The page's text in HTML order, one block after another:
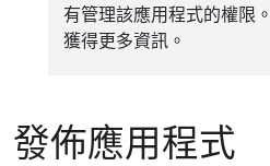
有管理該應用程式的權限
獲得更多資訊。
發佈應用程式